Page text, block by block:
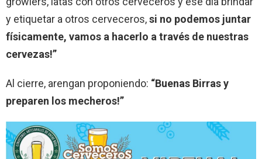
y etiquetar a otros cerveceros,si no podemos juntar
físicamente, vamos a hacerlo a través de nuestras
cervezas!”
Al cierre, arengan proponiendo: “Buenas Birras y
preparen los mecheros!”